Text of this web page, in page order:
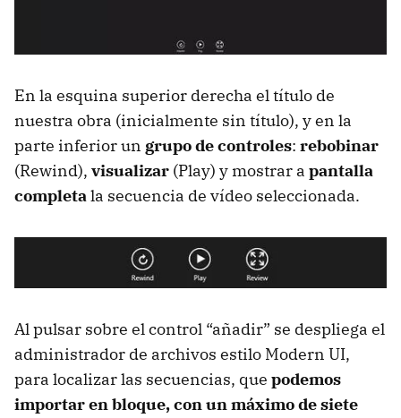
En la esquina superior derecha el título de
nuestra obra (inicialmente sin título), y en la
parte inferior un grupo de controles: rebobinar
(Rewind), visualizar (Play) y mostrar a pantalla
completala secuencia de vídeo seleccionada.
Al pulsar sobre el control “añadir” se despliega el
administrador de archivos estilo Modern UI,
para localizar las secuencias, que podemos
importar en bloque, con un máximo de siete